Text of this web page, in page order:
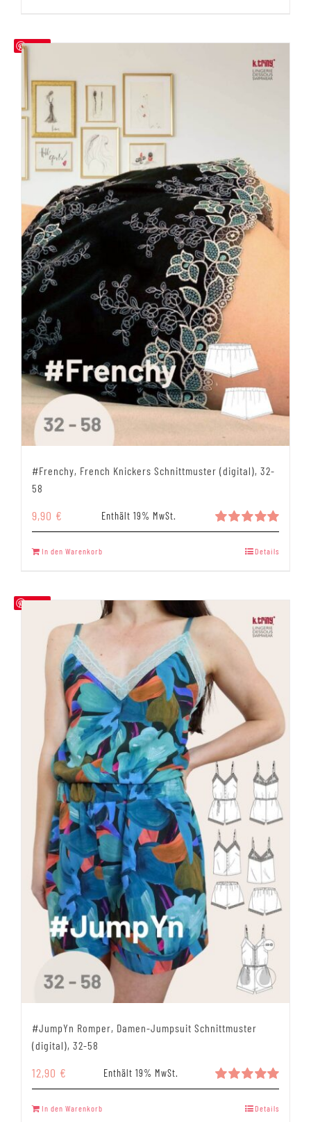
Save
#Frenchy, French Knickers Schnittmuster (digital), 32-
58
Bewertet
5.00
9,90 € Enthält 19% MwSt.
In den Warenkorb Details
Save
#JumpYn Romper, Damen-Jumpsuit Schnittmuster
(digital), 32-58
Bewertet
5.00
12,90 € Enthält 19% MwSt.
In den Warenkorb Details